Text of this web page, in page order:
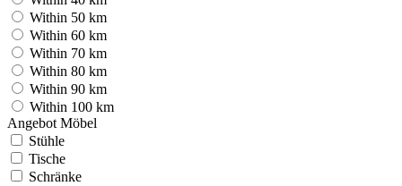
Within 50 km
Within 60 km
Within 70 km
Within 80 km
Within 90 km
Within 100 km
Angebot Möbel
Stühle
Tische
Schränke